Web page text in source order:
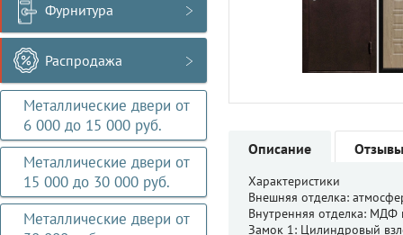
Фурнитура
Распродажа
Металлические двери от
6 000 до 15 000 руб.
Металлические двери от
15 000 до 30 000 руб.
Металлические двери от
Описание Отзывы
Характеристики
Внешняя отделка:
Внутренняя отделка: МДФ
Замок 1: Цилиндровый